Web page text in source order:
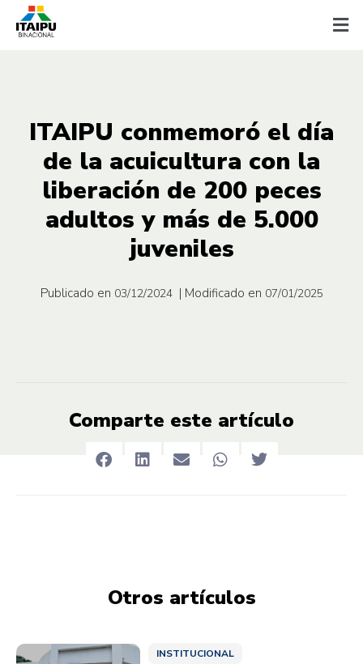
ITAIPU conmemoró el día
de la acuicultura con la
liberación de 200 peces
adultos y más de 5.000
juveniles
Publicado en 03/12/2024 | Modificado en 07/01/2025
Comparte este artículo
Otros artículos
INSTITUCIONAL